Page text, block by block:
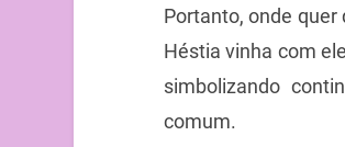
Portanto, onde
Héstia vinha com
simbolizando
comum.